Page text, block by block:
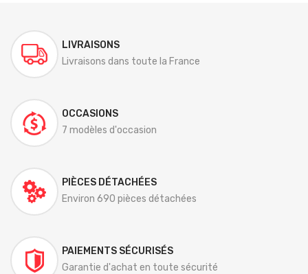
LIVRAISONS
Livraisons dans toute la France
OCCASIONS
7 modèles d'occasion
PIÈCES DÉTACHÉES
Environ 690 pièces détachées
PAIEMENTS SÉCURISÉS
Garantie d'achat en toute sécurité